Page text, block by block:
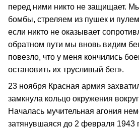
перед ними никто не защищает.
бомбы, стреляем из пушек и
если никто не оказывает
обратном пути мы вновь видим
повезло, что у меня кончились
остановить их трусливый бег».
23 ноября Красная армия
замкнула кольцо окружения
Началась мучительная агония
затянувшаяся до 2 февраля 1943